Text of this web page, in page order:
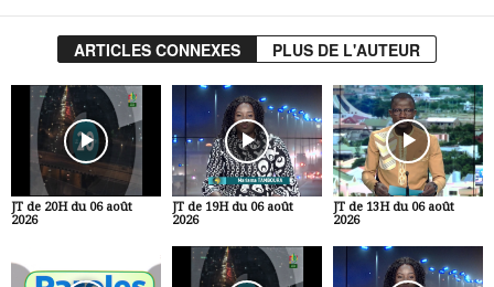
ARTICLES CONNEXES PLUS DE L'AUTEUR
JT de 20H du 06 août
2026
JT de 19H du 06 août
2026
JT de 13H du 06 août
2026